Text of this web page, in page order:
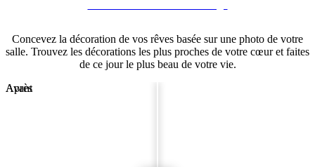
Concevez la décoration de vos rêves basée sur une photo de votre
salle. Trouvez les décorations les plus proches de votre cœur et faites
de ce jour le plus beau de votre vie.
Avant
Après